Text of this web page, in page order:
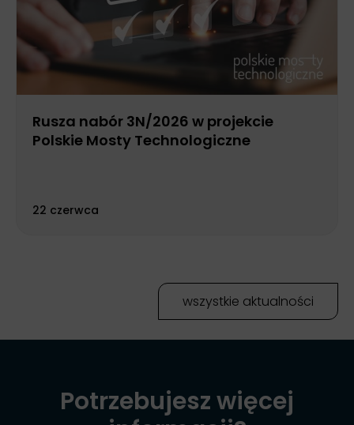
Rusza nabór 3N/2026 w projekcie
Polskie Mosty Technologiczne
22 czerwca
wszystkie aktualności
Potrzebujesz więcej